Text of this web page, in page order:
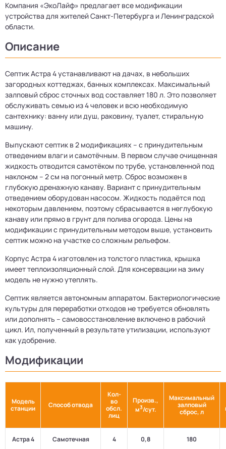
Компания «ЭкоЛайф» предлагает все модификации
устройства для жителей Санкт-Петербурга и Ленинградской
области.
Описание
Септик Астра 4 устанавливают на дачах, в небольших
загородных коттеджах, банных комплексах. Максимальный
залповый сброс сточных вод составляет 180 л. Это позволяет
обслуживать семью из 4 человек и всю необходимую
сантехнику: ванну или душ, раковину, туалет, стиральную
машину.
Выпускают септик в 2 модификациях – с принудительным
отведением влаги и самотёчным. В первом случае очищенная
жидкость отводится самотёком по трубе, установленной под
наклоном – 2 см на погонный метр. Сброс возможен в
глубокую дренажную канаву. Вариант с принудительным
отведением оборудован насосом. Жидкость подаётся под
некоторым давлением, поэтому сбрасывается в неглубокую
канаву или прямо в грунт для полива огорода. Цены на
модификации с принудительным методом выше, установить
септик можно на участке со сложным рельефом.
Корпус Астра 4 изготовлен из толстого пластика, крышка
имеет теплоизоляционный слой. Для консервации на зиму
модель не нужно утеплять.
Септик является автономным аппаратом. Бактериологические
культуры для переработки отходов не требуется обновлять
или дополнять – самовосстановление включено в рабочий
цикл. Ил, полученный в результате утилизации, используют
как удобрение.
Модификации
Модель
станции
Способ отвода
Кол-
во
обсл.
лиц
Произв.,
м3/сут.
Максимальный
залповый
сброс, л
Астра 4 Самотечная 4 0,8 180